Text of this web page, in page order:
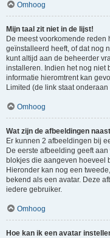
Omhoog
Mijn taal zit niet in de lijst!
De meest voorkomende
geïnstalleerd heeft, of dat nog
kunt altijd aan de beheerder
installeren. Indien het nog niet
informatie hieromtrent kan
Limited (de link staat
Omhoog
Wat zijn de afbeeldingen
Er kunnen 2 afbeeldingen bij
De eerste afbeelding geeft
blokjes die aangeven hoeveel
Hieronder kan nog een
bekend als een avatar. Deze
iedere gebruiker.
Omhoog
Hoe kan ik een avatar